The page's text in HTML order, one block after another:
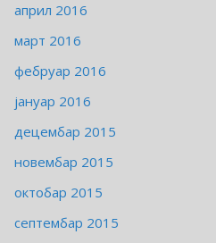
април 2016
март 2016
фебруар 2016
јануар 2016
децембар 2015
новембар 2015
октобар 2015
септембар 2015